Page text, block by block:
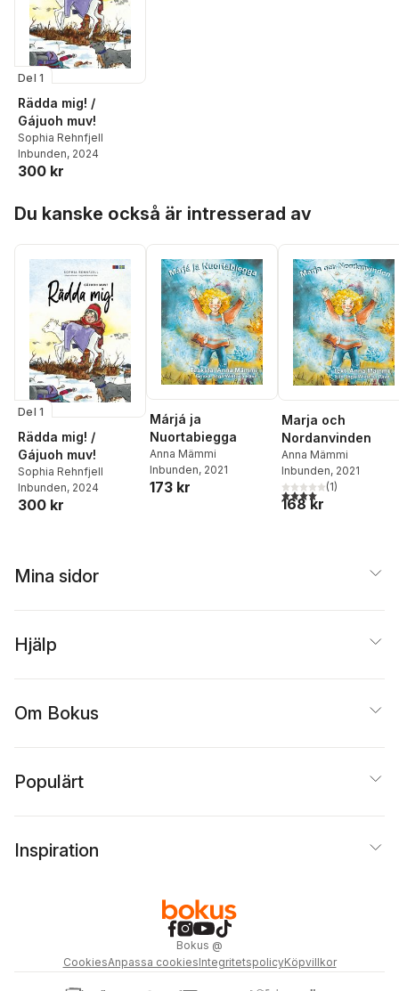
Del 1
Rädda mig! /
Gájuoh muv!
Sophia Rehnfjell
Inbunden, 2024
300 kr
Du kanske också är intresserad av
Del 1
Rädda mig! /
Gájuoh muv!
Sophia Rehnfjell
Inbunden, 2024
300 kr
Márjá ja
Nuortabiegga
Anna Mämmi
Inbunden, 2021
173 kr
Marja och
Nordanvinden
Anna Mämmi
Inbunden, 2021
4,0utav 5 stjärnor.
(1)
168 kr
Mina sidor
Hjälp
Om Bokus
Populärt
Inspiration
Bokus @
CookiesAnpassa cookiesIntegritetspolicyKöpvillkor